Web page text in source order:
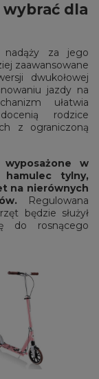
dla
nadąży za jego
zaawansowane
dwukołowej
jazdy na
ułatwia
rodzice
z ograniczoną
w
hamulec tylny,
na nierównych
Regulowana
będzie służył
do rosnącego